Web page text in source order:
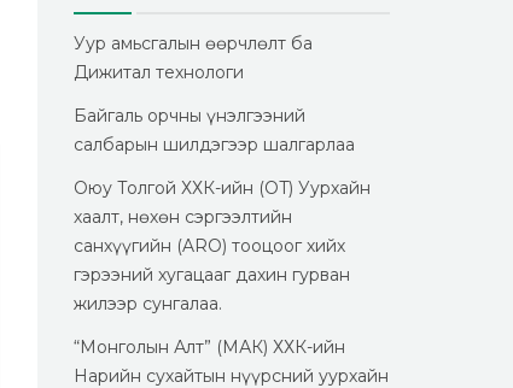
Уур амьсгалын өөрчлөлт ба
Дижитал технологи
Байгаль орчны үнэлгээний
салбарын шилдэгээр шалгарлаа
Оюу Толгой ХХК-ийн (OT) Уурхайн
хаалт, нөхөн сэргээлтийн
санхүүгийн (ARO) тооцоог хийх
гэрээний хугацааг дахин гурван
жилээр сунгалаа.
“Монголын Алт” (МАК) ХХК-ийн
Нарийн сухайтын нүүрсний уурхайн